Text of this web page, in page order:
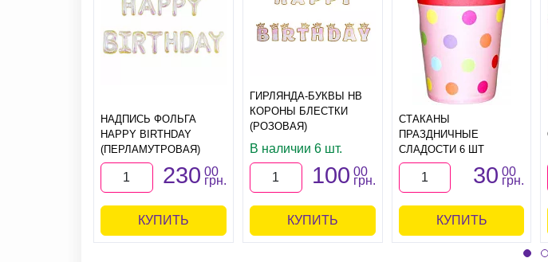
НАДПИСЬ ФОЛЬГА
HAPPY BIRTHDAY
(ПЕРЛАМУТРОВАЯ)
230 00
грн.
КУПИТЬ
ГИРЛЯНДА-БУКВЫ HB
КОРОНЫ БЛЕСТКИ
(РОЗОВАЯ)
В наличии 6 шт.
100 00
грн.
КУПИТЬ
СТАКАНЫ
ПРАЗДНИЧНЫЕ
СЛАДОСТИ 6 ШТ
30 00
грн.
КУПИТЬ